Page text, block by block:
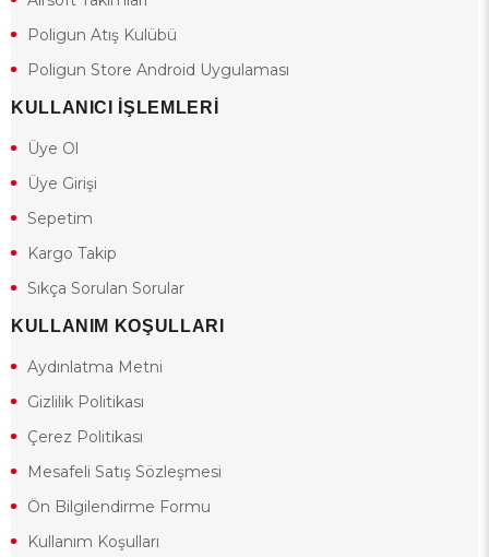
Poligun Atış Kulübü
Poligun Store Android Uygulaması
KULLANICI İŞLEMLERİ
Üye Ol
Üye Girişi
Sepetim
Kargo Takip
Sıkça Sorulan Sorular
KULLANIM KOŞULLARI
Aydınlatma Metni
Gizlilik Politikası
Çerez Politikası
Mesafeli Satış Sözleşmesi
Ön Bilgilendirme Formu
Kullanım Koşulları